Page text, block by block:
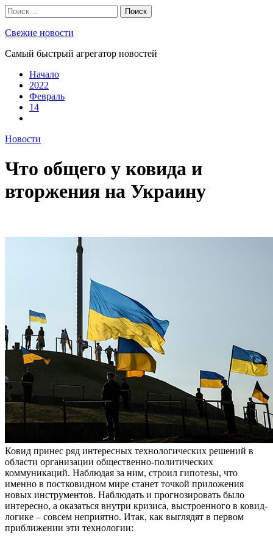
Skip
to
content
Найти:
Свежие новости
Самый быстрый агрегатор новостей
Начало
2022
Февраль
14
Новости
Что общего у ковида и
вторжения на Украину
Ковид принес ряд интересных технологических решений в
области организации общественно-политических
коммуникаций. Наблюдая за ним, строил гипотезы, что
именно в постковидном мире станет точкой приложения
новых инструментов. Наблюдать и прогнозировать было
интересно, а оказаться внутри кризиса, выстроенного в ковид-
логике – совсем неприятно. Итак, как выглядят в первом
приближении эти технологии: